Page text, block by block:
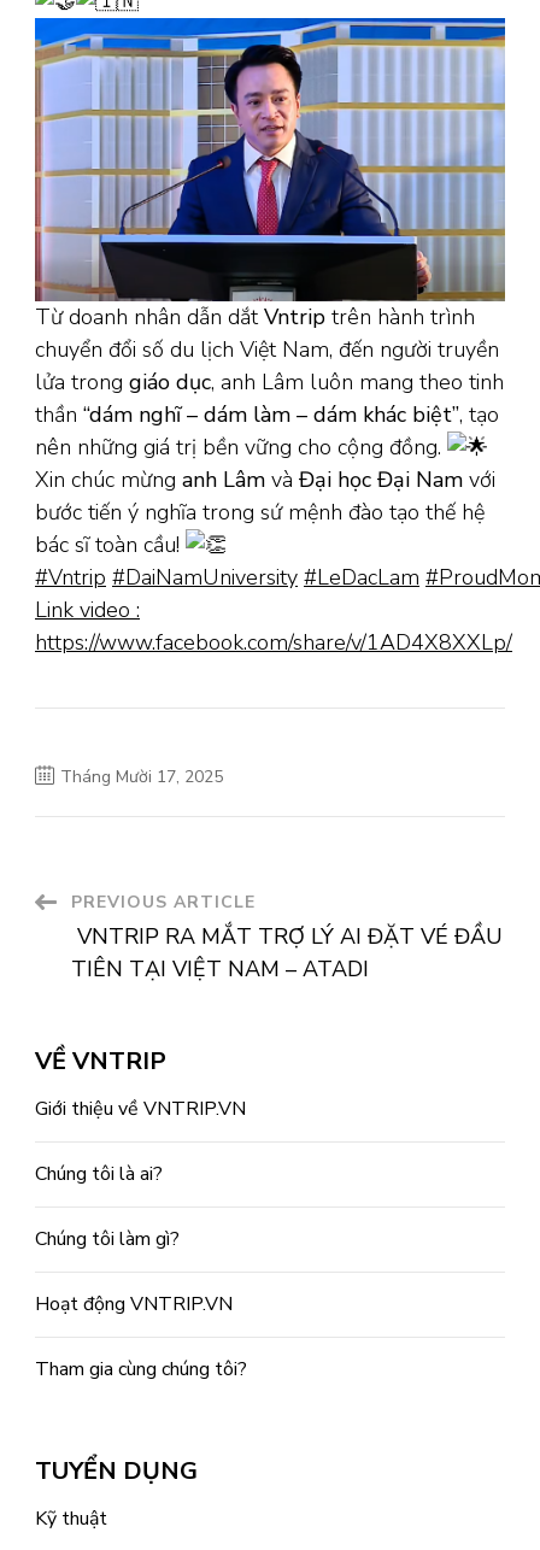
Từ doanh nhân dẫn dắtVntrip trên hành trình
chuyển đổi số du lịch Việt Nam, đến người truyền
lửa trong giáo dục, anh Lâm luôn mang theo tinh
thần “dám nghĩ – dám làm – dám khác biệt”, tạo
nên những giá trị bền vững cho cộng đồng.
Xin chúc mừng anh Lâm và Đại học Đại Nam với
bước tiến ý nghĩa trong sứ mệnh đào tạo thế hệ
bác sĩ toàn cầu!
#Vntrip #DaiNamUniversity #LeDacLam
Link video :
https://www.facebook.com/share/v/1AD4X8XXLp/
Tháng Mười 17, 2025
Post
Navigation
PREVIOUS ARTICLE
VNTRIP RA MẮT TRỢ LÝ AI ĐẶT VÉ ĐẦU
TIÊN TẠI VIỆT NAM – ATADI
VỀ VNTRIP
Giới thiệu về VNTRIP.VN
Chúng tôi là ai?
Chúng tôi làm gì?
Hoạt động VNTRIP.VN
Tham gia cùng chúng tôi?
TUYỂN DỤNG
Kỹ thuật